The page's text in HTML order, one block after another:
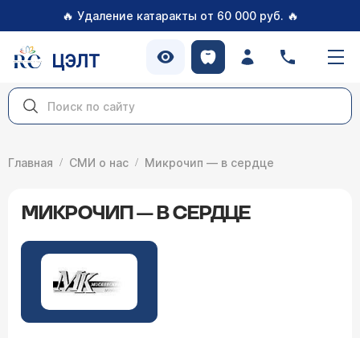
🔥 Удаление катаракты от 60 000 руб. 🔥
ЦЭЛТ
Главная СМИ о нас Микрочип — в сердце
МИКРОЧИП — В СЕРДЦЕ